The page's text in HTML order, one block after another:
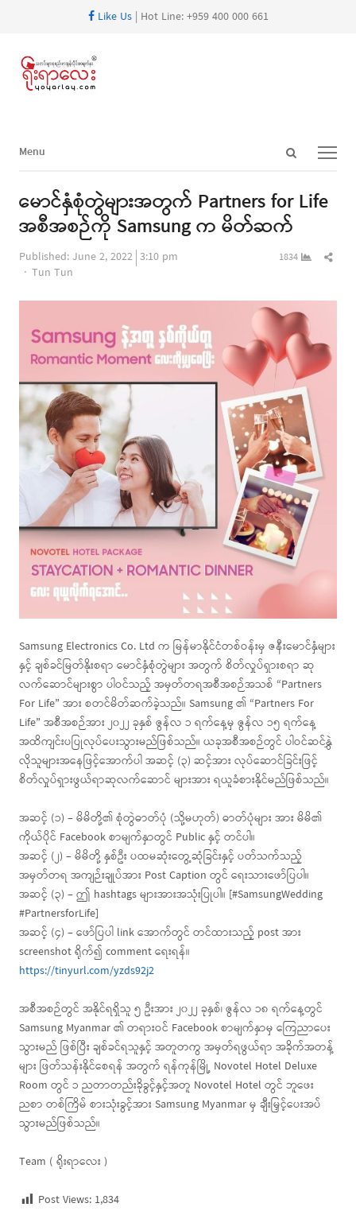
Like Us| Hot Line: +959 400 000 661
Open
Menu
Menu
မောင်နှံစုံတွဲများအတွက် Partners for Life
အစီအစဉ်ကို Samsung က မိတ်ဆက်
Published:June 2, 2022 3:10 pm
Author
Tun Tun
1834
Samsung Electronics Co. Ltd က မြန်မာနိုင်ငံတစ်ဝန်းမှ ဇနီး‌မောင်နှံများ
နှင့် ချစ်ခင်မြတ်နိုးစရာ မောင်နှံစုံတွဲများ အတွက် စိတ်လှုပ်ရှားစရာ ဆု
လက်ဆောင်များစွာ ပါဝင်သည့် အမှတ်တရအစီအစဉ်အသစ် “Partners
For Life” အား စတင်မိတ်ဆက်ခဲ့သည်။ Samsung ၏ “Partners For
Life” အစီအစဉ်အား ၂၀၂၂ ခုနှစ် ဇွန်လ ၁ ရက်နေ့မှ ဇွန်လ ၁၅ ရက်နေ့
အထိကျင်းပပြုလုပ်ပေးသွားမည်ဖြစ်သည်။ ယခုအစီအစဉ်တွင် ပါဝင်ဆင်နွှဲ
လိုသူများအနေဖြင့်အောက်ပါ အဆင့် (၃) ဆင့်အား လုပ်ဆောင်ခြင်းဖြင့်
စိတ်လှုပ်ရှားဖွယ်ရာဆုလက်ဆောင် များအား ရယူခံစားနိုင်မည်ဖြစ်သည်။
အဆင့် (၁) – မိမိတို့၏ စုံတွဲဓာတ်ပုံ (သို့မဟုတ်) ဓာတ်ပုံများ အား မိမိ၏
ကိုယ်ပိုင် Facebook စာမျက်နှာတွင် Public နှင့် တင်ပါ။
အဆင့် (၂) – မိမိတို့ နှစ်ဦး ပထမဆုံးတွေ့ဆုံခြင်းနှင့် ပတ်သက်သည့်
အမှတ်တရ အကျဉ်းချုပ်အား Post Caption တွင် ရေးသားဖော်ပြပါ။
အဆင့် (၃) – ဤ hashtags များအားအသုံးပြုပါ။ [#SamsungWedding
#PartnersforLife]
အဆင့် (၄) – ဖော်ပြပါ link အောက်တွင် တင်ထားသည့် post အား
screenshot ရိုက်၍ comment ရေးရန်။
https://tinyurl.com/yzds92j2
အစီအစဉ်တွင် အနိုင်ရရှိသူ ၅ ဦးအား ၂၀၂၂ ခုနှစ်၊ ဇွန်လ ၁၈ ရက်နေ့တွင်
Samsung Myanmar ၏ တရားဝင် Facebook စာမျက်နှာမှ ကြေညာပေး
သွားမည် ဖြစ်ပြီး ချစ်ခင်ရသူနှင့် အတူတကွ အမှတ်ရဖွယ်ရာ အခိုက်အတန့်
များ ဖြတ်သန်းနိုင်စေရန် အတွက် ရန်ကုန်မြို့ Novotel Hotel Deluxe
Room တွင် ၁ ညတာတည်းခိုခွင့်နှင့်အတူ Novotel Hotel တွင် ဘူဖေး
ညစာ တစ်ကြိမ် စားသုံးခွင့်အား Samsung Myanmar မှ ချီးမြှင့်ပေးအပ်
သွားမည်ဖြစ်သည်။
Team ( ရိုးရာလေး )
Post Views: 1,834